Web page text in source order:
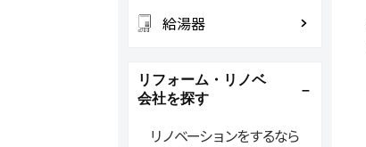
給湯器
リフォーム・リノベ
会社を探す
リノベーションをするなら